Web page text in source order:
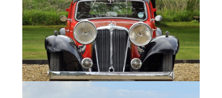
л.с. (24 кВт)
Длинна - 4166 мм
Ширина - 1422 мм
Высота – 1372 мм
Колесная база – 2642 мм
Передняя колея - 1181 мм
Задняя колея – 1181 мм
Максимальная скорость - 105 км в час